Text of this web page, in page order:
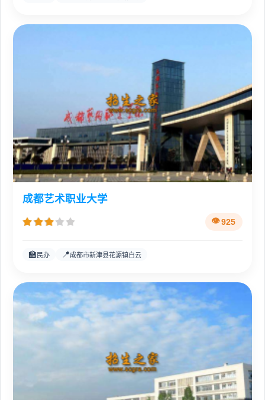
成都艺术职业大学
925
🏫 民办 📍成都市新津县花源镇白云